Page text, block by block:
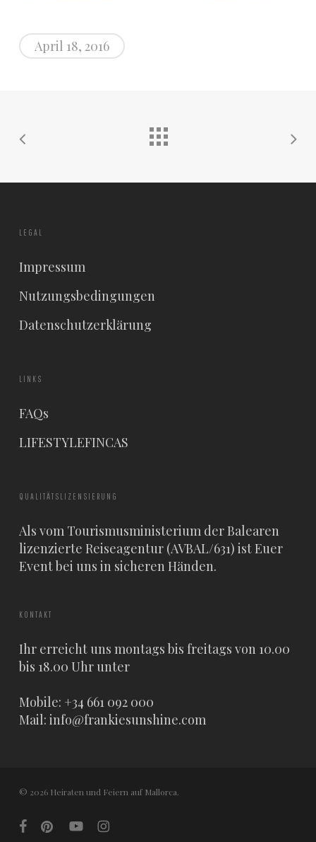
April 18, 2016
LEGAL
Impressum
Nutzungsbedingungen
Datenschutzerklärung
LINKS
FAQs
LIFESTYLEFINCAS
QUALITÄTSLIZENSIERUNG
Als vom Tourismusministerium der Balearen
lizenzierte Reiseagentur (AVBAL/631) ist Euer
Event bei uns in sicheren Händen.
KONTAKT
Ihr erreicht uns montags bis freitags von 10.00
bis 18.00 Uhr unter
Mobile: +34 661 092 000
Mail: info@frankiesunshine.com
© 2026 Heiraten und Feiern auf Mallorca.
facebookpinterestyoutubeinstagram